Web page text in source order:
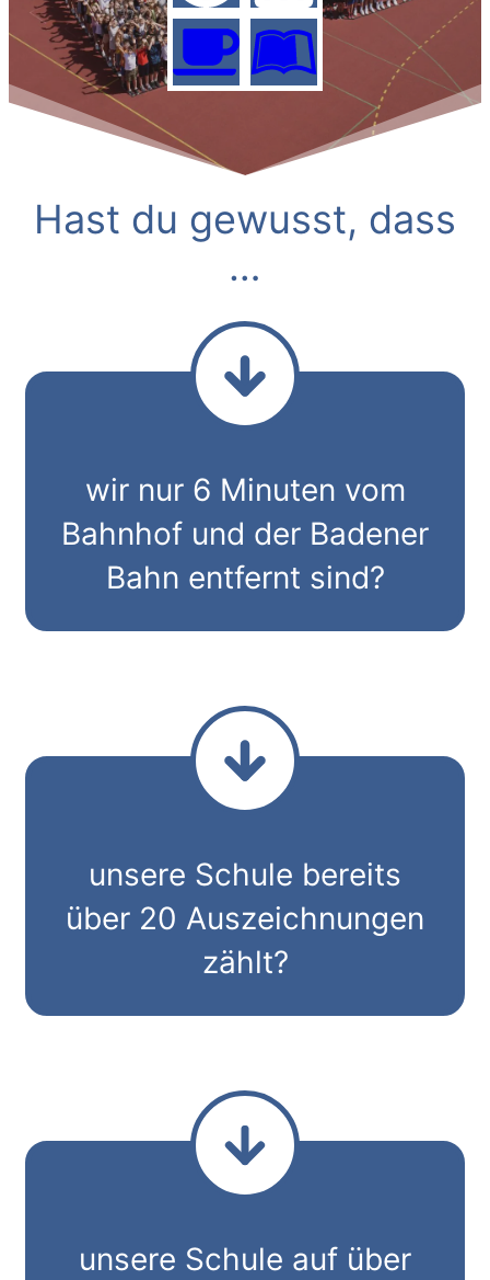
Hast du gewusst, dass
…
wir nur 6 Minuten vom
Bahnhof und der Badener
Bahn entfernt sind?
unsere Schule bereits
über 20 Auszeichnungen
zählt?
unsere Schule auf über